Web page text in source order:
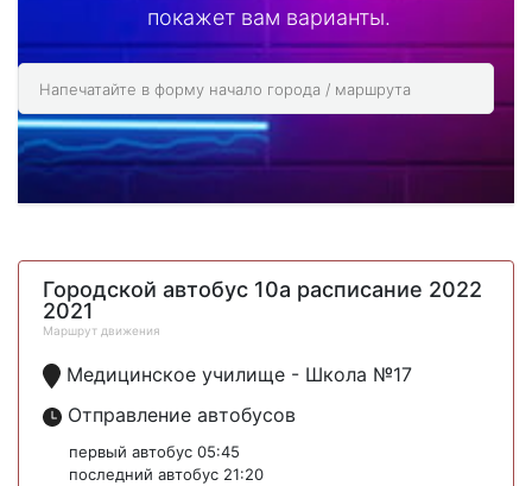
покажет вам варианты.
Городской автобус 10а расписание 2022
2021
Маршрут движения
Медицинское училище - Школа №17
Отправление автобусов
первый автобус 05:45
последний автобус 21:20